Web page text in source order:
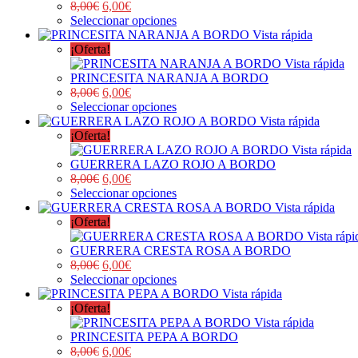
8,00€ 6,00€
Seleccionar opciones
Vista rápida
¡Oferta!
Vista rápida
PRINCESITA NARANJA A BORDO
8,00€ 6,00€
Seleccionar opciones
Vista rápida
¡Oferta!
Vista rápida
GUERRERA LAZO ROJO A BORDO
8,00€ 6,00€
Seleccionar opciones
Vista rápida
¡Oferta!
Vista
GUERRERA CRESTA ROSA A BORDO
8,00€ 6,00€
Seleccionar opciones
Vista rápida
¡Oferta!
Vista rápida
PRINCESITA PEPA A BORDO
8,00€ 6,00€